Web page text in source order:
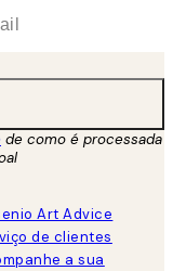
de como é processada
Art Advice
de clientes
a sua